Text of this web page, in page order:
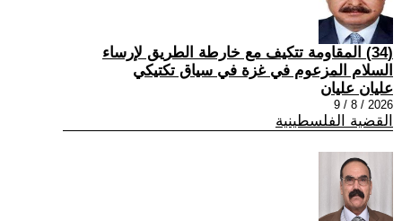
(34) المقاومة تتكيف مع خارطة الطريق لإرساء
السلام المزعوم في غزة في سياق تكتيكي
عليان عليان
2026 / 8 / 9
القضية الفلسطينية